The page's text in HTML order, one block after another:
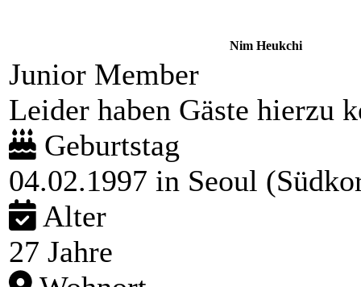
Nim Heukchi
Junior Member
Leider haben Gäste hierzu
Geburtstag
04.02.1997 in Seoul
Alter
27 Jahre